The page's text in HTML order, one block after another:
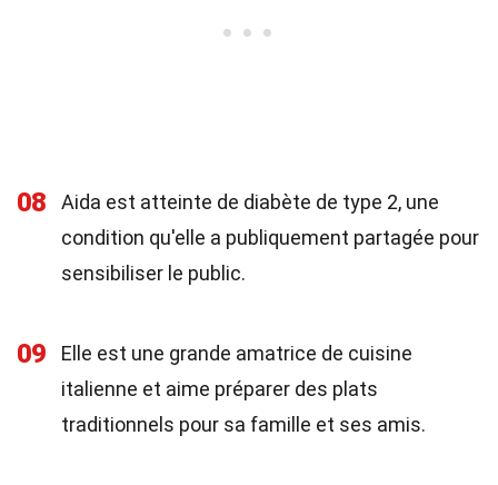
08
Aida est atteinte de diabète de type 2, une
condition qu'elle a publiquement partagée pour
sensibiliser le public.
09
Elle est une grande amatrice de cuisine
italienne et aime préparer des plats
traditionnels pour sa famille et ses amis.